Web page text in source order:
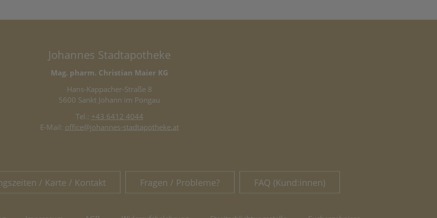
Johannes Stadtapotheke
Mag. pharm. Christian Maier KG
Hans-Kappacher-Straße 8
5600 Sankt Johann im Pongau
Tel.: +43 6412 4044
E-Mail: office@johannes-stadtapotheke.at
/ Karte / Kontakt Fragen / Probleme? FAQ (Kund:innen)